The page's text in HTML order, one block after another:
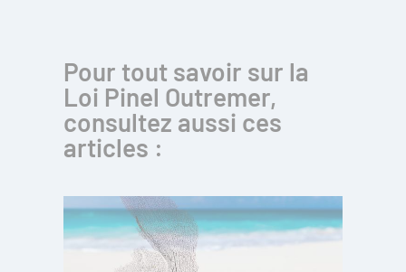
Pour tout savoir sur la
Loi Pinel Outremer,
consultez aussi ces
articles :